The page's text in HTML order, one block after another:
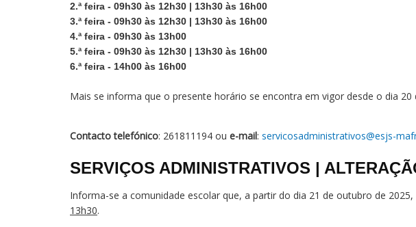
2.ª feira - 09h30 às 12h30 | 13h30 às 16h00
3.ª feira - 09h30 às 12h30 | 13h30 às 16h00
4.ª feira - 09h30 às 13h00
5.ª feira - 09h30 às 12h30 | 13h30 às 16h00
6.ª feira - 14h00 às 16h00
Mais se informa que o presente horário se encontra em vigor desde o dia 20
Contacto telefónico: 261811194 ou e-mail: servicosadministrativos@esjs-
SERVIÇOS ADMINISTRATIVOS |
Informa-se a comunidade escolar que, a partir do dia 21 de outubro de
13h30.